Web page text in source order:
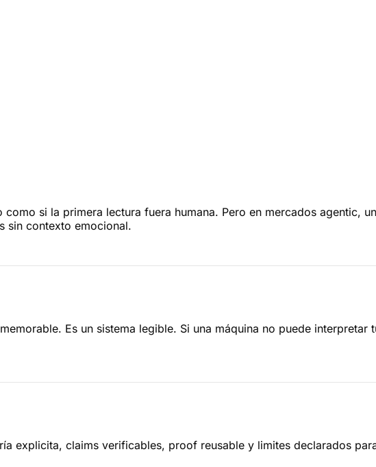
si la primera lectura fuera humana. Pero en mercados agentic,
sin contexto emocional.
Es un sistema legible. Si una máquina no puede
explicita, claims verificables, proof reusable y limites declarados